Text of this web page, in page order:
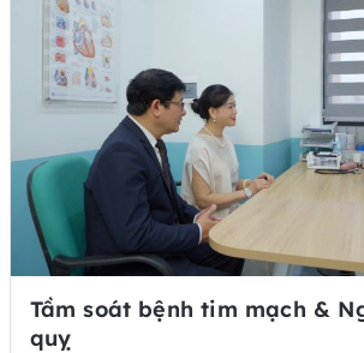
Tầm soát bệnh tim mạch &
quỵ